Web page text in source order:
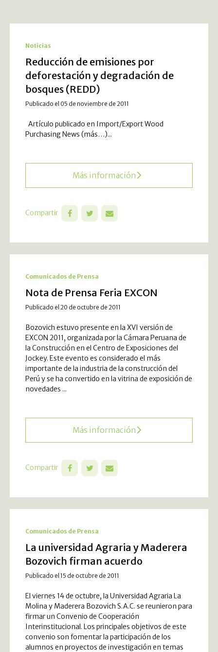
Noticias
Reducción de emisiones por
deforestación y degradación de
bosques (REDD)
Publicado el 05 de noviembre de 2011
Artículo publicado en Import/Export Wood
Purchasing News (más…)...
Más información
Compartir
Comunicados de Prensa
Nota de Prensa Feria EXCON
Publicado el 20 de octubre de 2011
Bozovich estuvo presente en la XVI versión de
EXCON 2011, organizada por la Cámara Peruana de
la Construcción en el Centro de Exposiciones del
Jockey. Este evento es considerado el más
importante de la industria de la construcción del
Perú y se ha convertido en la vitrina de exposición de
novedades ...
Más información
Compartir
Comunicados de Prensa
La universidad Agraria y Maderera
Bozovich firman acuerdo
Publicado el 15 de octubre de 2011
El viernes 14 de octubre, la Universidad Agraria La
Molina y Maderera Bozovich S.A.C. se reunieron para
firmar un Convenio de Cooperación
Interinstitucional. Los principales objetivos de este
convenio son fomentar la participación de los
alumnos en proyectos de investigación en temas